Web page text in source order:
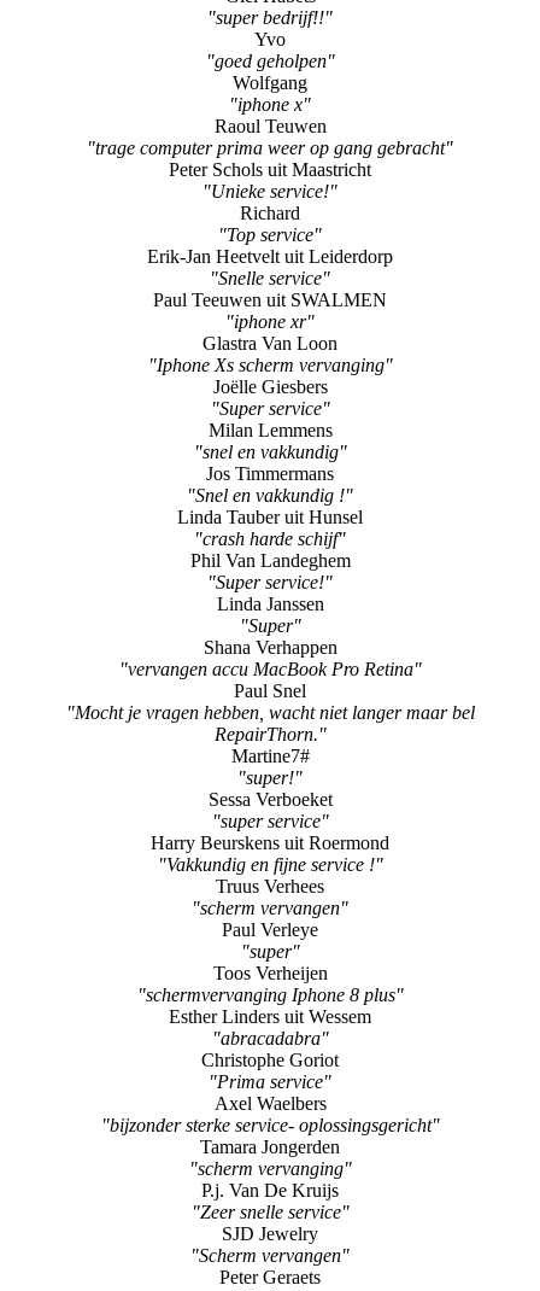
"super bedrijf!!"
Yvo
"goed geholpen"
Wolfgang
"iphone x"
Raoul Teuwen
"trage computer prima weer op gang gebracht"
Peter Schols uit Maastricht
"Unieke service!"
Richard
"Top service"
Erik-Jan Heetvelt uit Leiderdorp
"Snelle service"
Paul Teeuwen uit SWALMEN
"iphone xr"
Glastra Van Loon
"Iphone Xs scherm vervanging"
Joëlle Giesbers
"Super service"
Milan Lemmens
"snel en vakkundig"
Jos Timmermans
"Snel en vakkundig !"
Linda Tauber uit Hunsel
"crash harde schijf"
Phil Van Landeghem
"Super service!"
Linda Janssen
"Super"
Shana Verhappen
"vervangen accu MacBook Pro Retina"
Paul Snel
"Mocht je vragen hebben, wacht niet langer maar bel
RepairThorn."
Martine7#
"super!"
Sessa Verboeket
"super service"
Harry Beurskens uit Roermond
"Vakkundig en fijne service !"
Truus Verhees
"scherm vervangen"
Paul Verleye
"super"
Toos Verheijen
"schermvervanging Iphone 8 plus"
Esther Linders uit Wessem
"abracadabra"
Christophe Goriot
"Prima service"
Axel Waelbers
"bijzonder sterke service- oplossingsgericht"
Tamara Jongerden
"scherm vervanging"
P.j. Van De Kruijs
"Zeer snelle service"
SJD Jewelry
"Scherm vervangen"
Peter Geraets